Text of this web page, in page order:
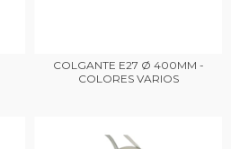
COLGANTE E27 Ø 400MM -
COLORES VARIOS